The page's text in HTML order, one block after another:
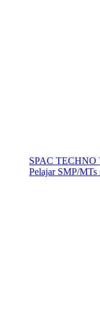
SPAC TECHNO
Pelajar SMP/MTs